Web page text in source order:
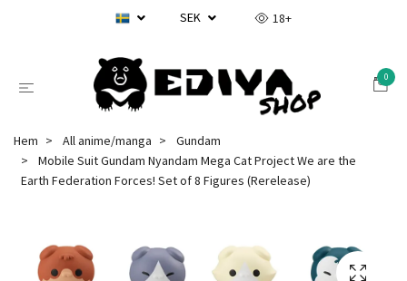
SEK 18+
0
Hem All anime/manga
Gundam
Mobile Suit Gundam Nyandam Mega Cat Project We are the
Earth Federation Forces! Set of 8 Figures (Rerelease)